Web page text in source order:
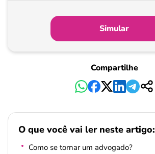
Pagamento
Simular
Compartilhe
O que você vai ler neste artigo:
Como se tornar um advogado?